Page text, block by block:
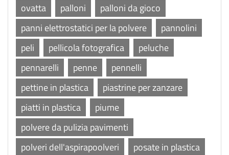
ovatta
palloni
palloni da gioco
panni elettrostatici per la polvere
pannolini
peli
pellicola fotografica
peluche
pennarelli
penne
pennelli
pettine in plastica
piastrine per zanzare
piatti in plastica
piume
polvere da pulizia pavimenti
polveri dell'aspirapoolveri
posate in plastica